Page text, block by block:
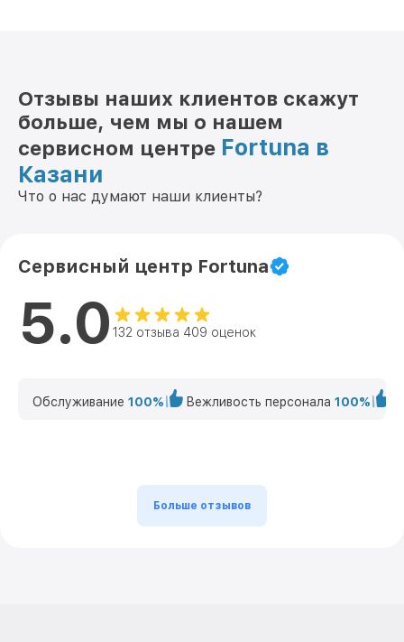
Отзывы наших клиентов скажут
больше, чем мы о нашем
сервисном центре Fortuna в
Казани
Что о нас думают наши клиенты?
Сервисный центр Fortuna
5.0 132 отзыва 409 оценок
Обслуживание 100% Вежливость персонала 100%
Больше отзывов